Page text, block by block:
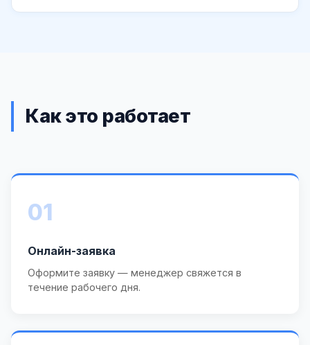
Как это работает
01
Онлайн-заявка
Оформите заявку — менеджер свяжется в
течение рабочего дня.